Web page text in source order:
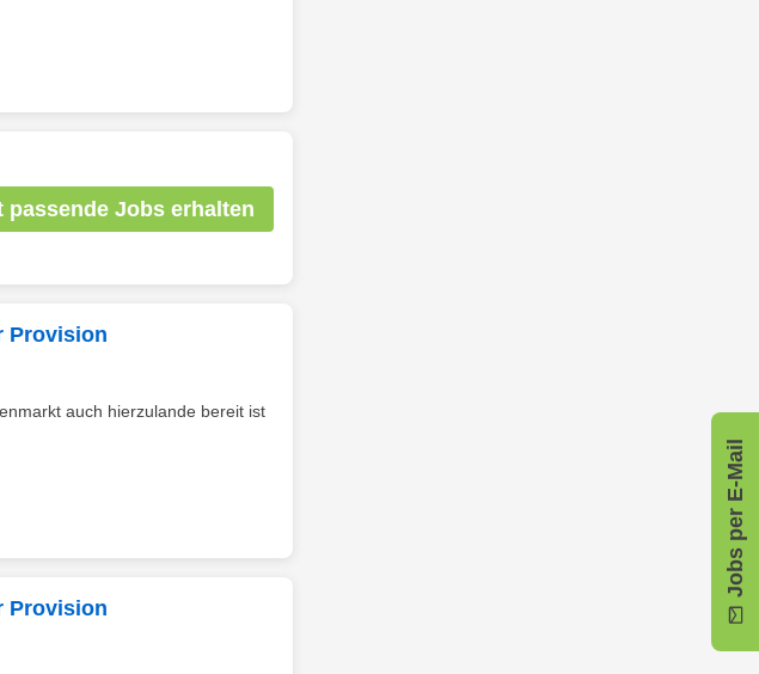
passende Jobs erhalten
Provision
auch hierzulande bereit ist
Provision
Jobs per E-Mail